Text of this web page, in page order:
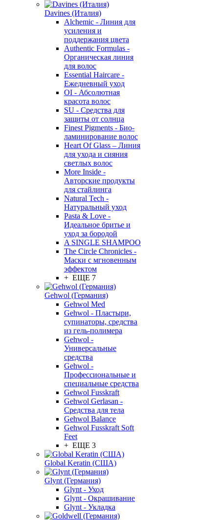
Davines (Италия)
Alchemic - Линия для
усиления и
поддержания цвета
Authentic Formulas -
Органическая линия
для волос
Essential Haircare -
Eжедневный уход
OI - Абсолютная
красота волос
SU - Средства для
защиты от солнца
Finest Pigments - Био-
ламинирование волос
Heart Of Glass – Линия
для ухода и сияния
светлых волос
More Inside -
Авторские продукты
для стайлинга
Natural Tech -
Натуральный уход
Pasta & Love -
Идеальное бритье и
уход за бородой
A SINGLE SHAMPOO
The Circle Chronicles -
Маски с мгновенным
эффектом
+ ЕЩЕ 7
Gehwol (Германия)
Gehwol Med
Gehwol - Пластыри,
супинаторы, средства
из гель-полимера
Gehwol -
Универсальные
средства
Gehwol -
Профессиональные и
специальные средства
Gehwol Fusskraft
Gehwol Gerlasan -
Средства для тела
Gehwol Balance
Gehwol Fusskraft Soft
Feet
+ ЕЩЕ 3
Global Keratin (США)
Glynt (Германия)
Glynt - Уход
Glynt - Окрашивание
Glynt - Укладка